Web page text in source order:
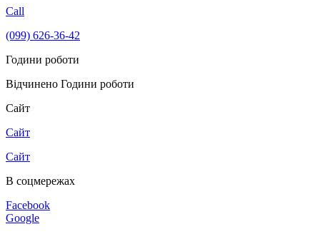
Call
(099) 626-36-42
Години роботи
Відчинено Години роботи
Сайт
Сайт
Сайт
В соцмережах
Facebook
Google